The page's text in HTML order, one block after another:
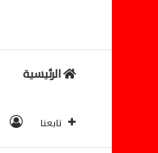
الرئيسية
تابعنا